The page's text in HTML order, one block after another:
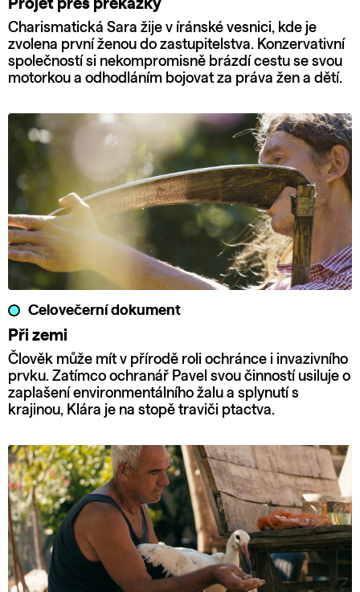
Projet přes překážky
Charismatická Sara žije v íránské vesnici, kde je
zvolena první ženou do zastupitelstva. Konzervativní
společností si nekompromisně brázdí cestu se svou
motorkou a odhodláním bojovat za práva žen a dětí.
Celovečerní dokument
Při zemi
Člověk může mít v přírodě roli ochránce i invazivního
prvku. Zatímco ochranář Pavel svou činností usiluje o
zaplašení environmentálního žalu a splynutí s
krajinou, Klára je na stopě traviči ptactva.